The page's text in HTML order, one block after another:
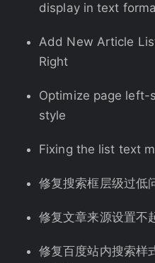
display in text
Add New Article
Right
Optimize page left-
style
Fixing the list text
修复搜索框层级过低
修复文章来源设置不
修复百度站内搜索样